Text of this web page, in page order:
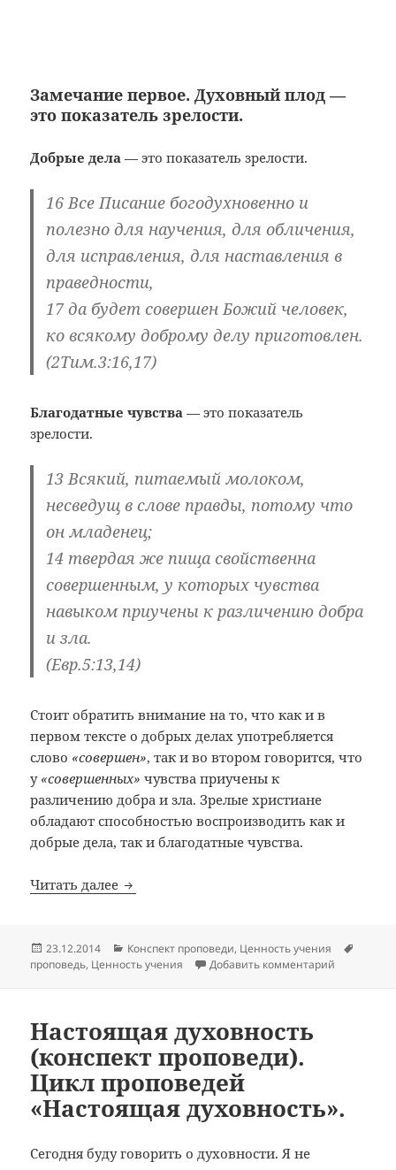
Замечание первое. Духовный плод —
это показатель зрелости.
Добрые дела — это показатель зрелости.
16 Все Писание богодухновенно и
полезно для научения, для обличения,
для исправления, для наставления в
праведности,
17 да будет совершен Божий человек,
ко всякому доброму делу приготовлен.
(2Тим.3:16,17)
Благодатные чувства — это показатель
зрелости.
13 Всякий, питаемый молоком,
несведущ в слове правды, потому что
он младенец;
14 твердая же пища свойственна
совершенным, у которых чувства
навыком приучены к различению добра
и зла.
(Евр.5:13,14)
Стоит обратить внимание на то, что как и в
первом тексте о добрых делах употребляется
слово «совершен», так и во втором говорится, что
у «совершенных» чувства приучены к
различению добра и зла. Зрелые христиане
обладают способностью воспроизводить как и
добрые дела, так и благодатные чувства.
Читать далее Любовь. Цикл проповедей «Настоящая
Опубликовано
23.12.2014 Рубрики
Конспект проповеди, Ценность учения
проповедь, Ценность учения Добавить комментарий
Настоящая духовность
(конспект проповеди).
Цикл проповедей
«Настоящая духовность».
Сегодня буду говорить о духовности. Я не